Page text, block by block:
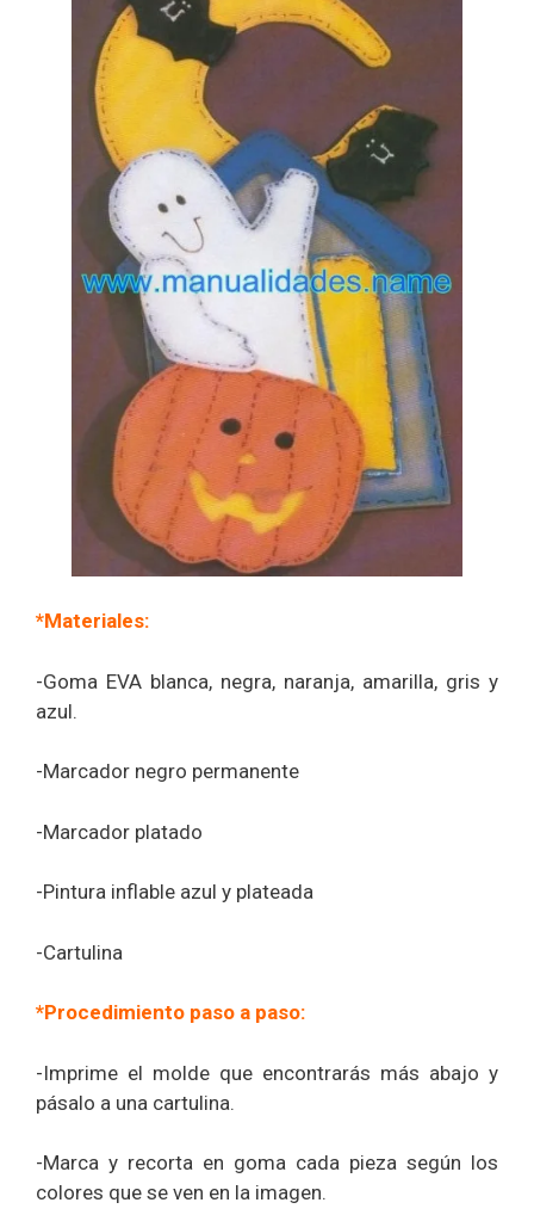
*Materiales:
-Goma EVA blanca, negra, naranja, amarilla, gris y
azul.
-Marcador negro permanente
-Marcador platado
-Pintura inflable azul y plateada
-Cartulina
*Procedimiento paso a paso:
-Imprime el molde que encontrarás más abajo y
pásalo a una cartulina.
-Marca y recorta en goma cada pieza según los
colores que se ven en la imagen.